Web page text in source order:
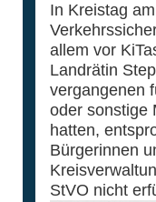
In Kreistag
allem vor
Landrätin
vergangenen
oder sonstige
hatten,
Bürgerinnen
StVO nicht